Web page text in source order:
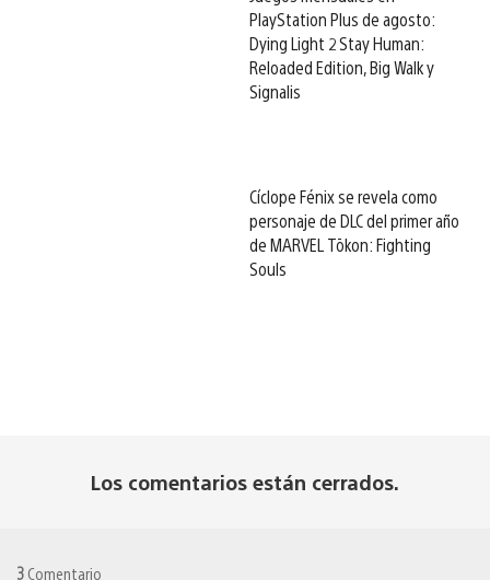
PlayStation Plus de agosto:
Dying Light 2 Stay Human:
Reloaded Edition, Big Walk y
Signalis
Cíclope Fénix se revela como
personaje de DLC del primer año
de MARVEL Tōkon: Fighting
Souls
Los comentarios están cerrados.
3 Comentario